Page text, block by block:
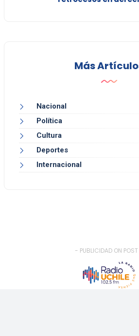
Más
Nacional
Política
Cultura
Deportes
Internacional
- PUBLICIDAD ON